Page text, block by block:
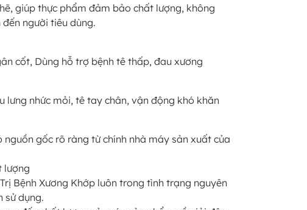
giúp thực phẩm đảm bảo chất lượng, không
người tiêu dùng.
cốt, Dùng hỗ trợ bệnh tê thấp, đau xương
nhức mỏi, tê tay chân, vận động khó khăn
nguồn gốc rõ ràng từ chính nhà máy sản xuất của
lượng
Bệnh Xương Khớp luôn trong tình trạng nguyên
sử dụng.